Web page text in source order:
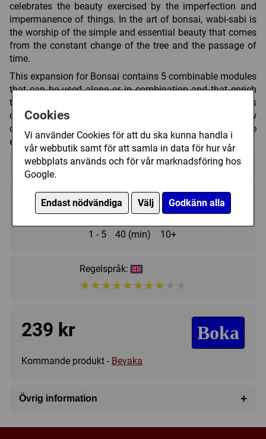
Cookies
Vi använder Cookies för att du ska kunna handla i
vår webbutik samt för att samla in data för hur vår
webbplats används och för vår marknadsföring hos
Google.
Endast nödvändiga Välj Godkänn alla
celebrates the beauty exercised by the imperfection and
impermanence of things. In the art of bonsai, wabi-sabi is
the worship of the simple and essential beauty that comes
from the constant change of the tree and the passage of
time.
This expansion for Bonsai contains 5 combinable modules
that can be used alone or in combination and that enrich
the game experience by introducing some specific aspects
of the ancestral art of bonsai: the Shitakusa, new
objectives, the 5th player, techniques, and a solo mode
expansion with 2 additional scenarios.
Detta är en expansion till: Bonsai
1 - 5 40 (min) 10+
Regelspråk:
★★★★★★★★★★
★★★★★★★★★★
239 kr Boka
Kommande produkt - Bevaka
Övrig information +